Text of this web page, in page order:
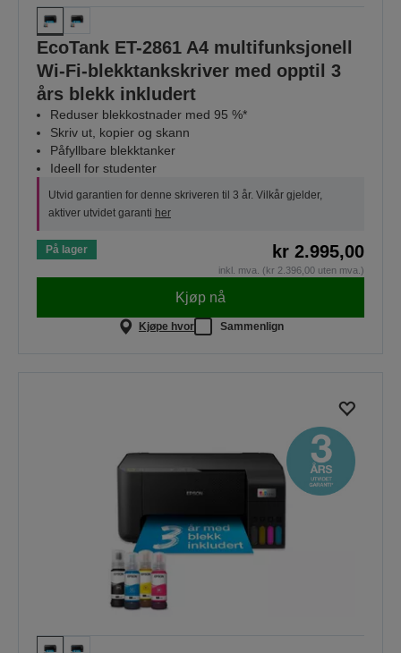
EcoTank ET-2861 A4 multifunksjonell
Wi-Fi-blekktankskriver med opptil 3
års blekk inkludert
Reduser blekkostnader med 95 %*
Skriv ut, kopier og skann
Påfyllbare blekktanker
Ideell for studenter
Utvid garantien for denne skriveren til 3 år. Vilkår gjelder,
aktiver utvidet garanti her
På lager kr 2.995,00
inkl. mva. (kr 2.396,00 uten mva.)
Kjøp nå
Kjøpe hvor Sammenlign